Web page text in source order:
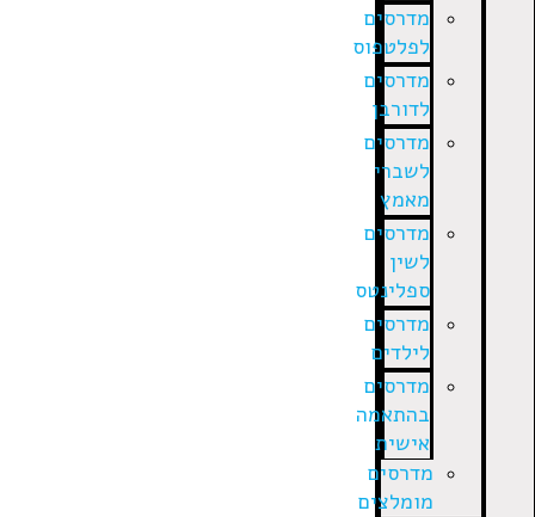
מדרסים
לפלטפוס
מדרסים
לדורבן
מדרסים
לשברי
מאמץ
מדרסים
לשין
ספלינטס
מדרסים
לילדים
מדרסים
בהתאמה
אישית
מדרסים
מומלצים